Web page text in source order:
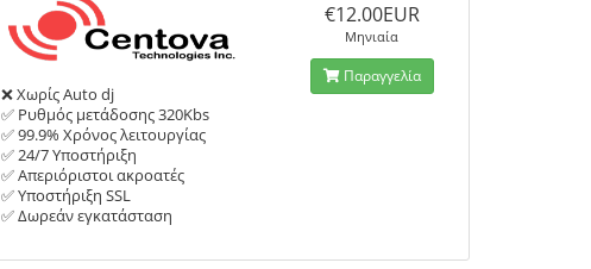
❌ Χωρίς Auto dj
✅ Ρυθμός μετάδοσης 320Kbs
✅ 99.9% Χρόνος λειτουργίας
✅ 24/7 Υποστήριξη
✅ Απεριόριστοι ακροατές
✅ Υποστήριξη SSL
✅ Δωρεάν εγκατάσταση
€12.00EUR
Μηνιαία
Παραγγελία